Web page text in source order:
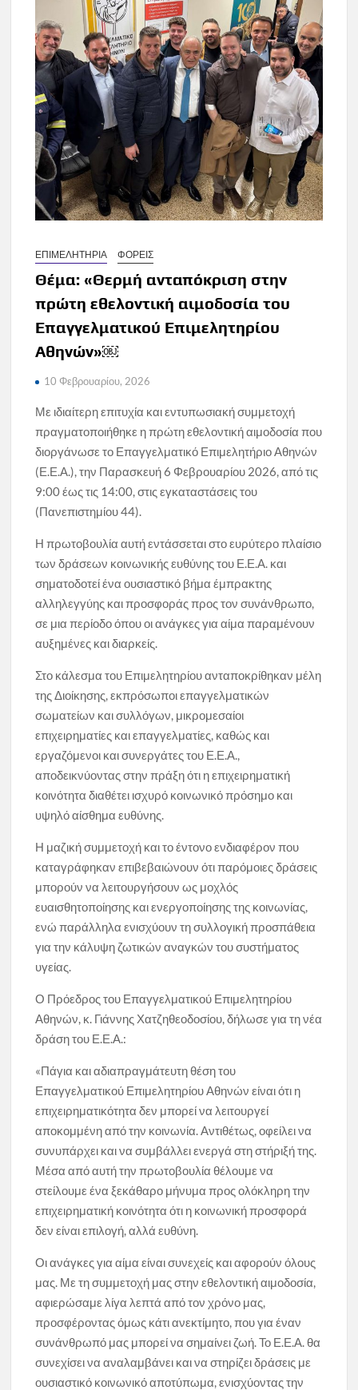
ΕΠΙΜΕΛΗΤΗΡΙΑ ΦΟΡΕΙΣ
Θέμα: «Θερμή ανταπόκριση στην
πρώτη εθελοντική αιμοδοσία του
Επαγγελματικού Επιμελητηρίου
Αθηνών»￼
10 Φεβρουαρίου, 2026
Με ιδιαίτερη επιτυχία και εντυπωσιακή συμμετοχή
πραγματοποιήθηκε η πρώτη εθελοντική αιμοδοσία που
διοργάνωσε το Επαγγελματικό Επιμελητήριο Αθηνών
(Ε.Ε.Α.), την Παρασκευή 6 Φεβρουαρίου 2026, από τις
9:00 έως τις 14:00, στις εγκαταστάσεις του
(Πανεπιστημίου 44).
Η πρωτοβουλία αυτή εντάσσεται στο ευρύτερο πλαίσιο
των δράσεων κοινωνικής ευθύνης του Ε.Ε.Α. και
σηματοδοτεί ένα ουσιαστικό βήμα έμπρακτης
αλληλεγγύης και προσφοράς προς τον συνάνθρωπο,
σε μια περίοδο όπου οι ανάγκες για αίμα παραμένουν
αυξημένες και διαρκείς.
Στο κάλεσμα του Επιμελητηρίου ανταποκρίθηκαν μέλη
της Διοίκησης, εκπρόσωποι επαγγελματικών
σωματείων και συλλόγων, μικρομεσαίοι
επιχειρηματίες και επαγγελματίες, καθώς και
εργαζόμενοι και συνεργάτες του Ε.Ε.Α.,
αποδεικνύοντας στην πράξη ότι η επιχειρηματική
κοινότητα διαθέτει ισχυρό κοινωνικό πρόσημο και
υψηλό αίσθημα ευθύνης.
Η μαζική συμμετοχή και το έντονο ενδιαφέρον που
καταγράφηκαν επιβεβαιώνουν ότι παρόμοιες δράσεις
μπορούν να λειτουργήσουν ως μοχλός
ευαισθητοποίησης και ενεργοποίησης της κοινωνίας,
ενώ παράλληλα ενισχύουν τη συλλογική προσπάθεια
για την κάλυψη ζωτικών αναγκών του συστήματος
υγείας.
Ο Πρόεδρος του Επαγγελματικού Επιμελητηρίου
Αθηνών, κ. Γιάννης Χατζηθεοδοσίου, δήλωσε για τη νέα
δράση του Ε.Ε.Α.:
«Πάγια και αδιαπραγμάτευτη θέση του
Επαγγελματικού Επιμελητηρίου Αθηνών είναι ότι η
επιχειρηματικότητα δεν μπορεί να λειτουργεί
αποκομμένη από την κοινωνία. Αντιθέτως, οφείλει να
συνυπάρχει και να συμβάλλει ενεργά στη στήριξή της.
Μέσα από αυτή την πρωτοβουλία θέλουμε να
στείλουμε ένα ξεκάθαρο μήνυμα προς ολόκληρη την
επιχειρηματική κοινότητα ότι η κοινωνική προσφορά
δεν είναι επιλογή, αλλά ευθύνη.
Οι ανάγκες για αίμα είναι συνεχείς και αφορούν όλους
μας. Με τη συμμετοχή μας στην εθελοντική αιμοδοσία,
αφιερώσαμε λίγα λεπτά από τον χρόνο μας,
προσφέροντας όμως κάτι ανεκτίμητο, που για έναν
συνάνθρωπό μας μπορεί να σημαίνει ζωή. Το Ε.Ε.Α. θα
συνεχίσει να αναλαμβάνει και να στηρίζει δράσεις με
ουσιαστικό κοινωνικό αποτύπωμα, ενισχύοντας την